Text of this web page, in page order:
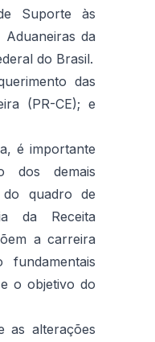
Suporte às
Aduaneiras da
do Brasil.
das
(PR-CE); e
é importante
dos demais
do quadro de
da Receita
a carreira
o objetivo do
as alterações